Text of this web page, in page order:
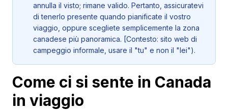
annulla il visto; rimane valido. Pertanto, assicuratevi
di tenerlo presente quando pianificate il vostro
viaggio, oppure scegliete semplicemente la zona
canadese più panoramica. [Contesto: sito web di
campeggio informale, usare il "tu" e non il "lei").
Come ci si sente in Canada
in viaggio